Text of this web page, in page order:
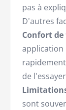
pas à
D'autres
Confort
application
de
sont